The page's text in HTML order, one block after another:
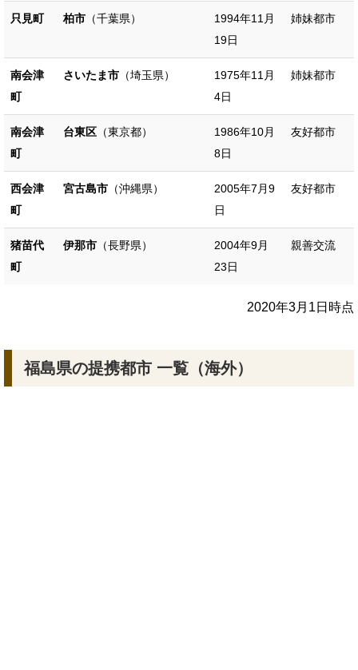
只見町 柏市 （千葉県）
1994年11月
19日
姉妹都市
南会津
町
さいたま市 （埼玉県）
1975年11月
4日
姉妹都市
南会津
町
台東区 （東京都）
1986年10月
8日
友好都市
西会津
町
宮古島市 （沖縄県）
2005年7月9
日
友好都市
猪苗代
町
伊那市 （長野県）
2004年9月
23日
親善交流
2020年3月1日時点
福島県の提携都市 一覧（海外）